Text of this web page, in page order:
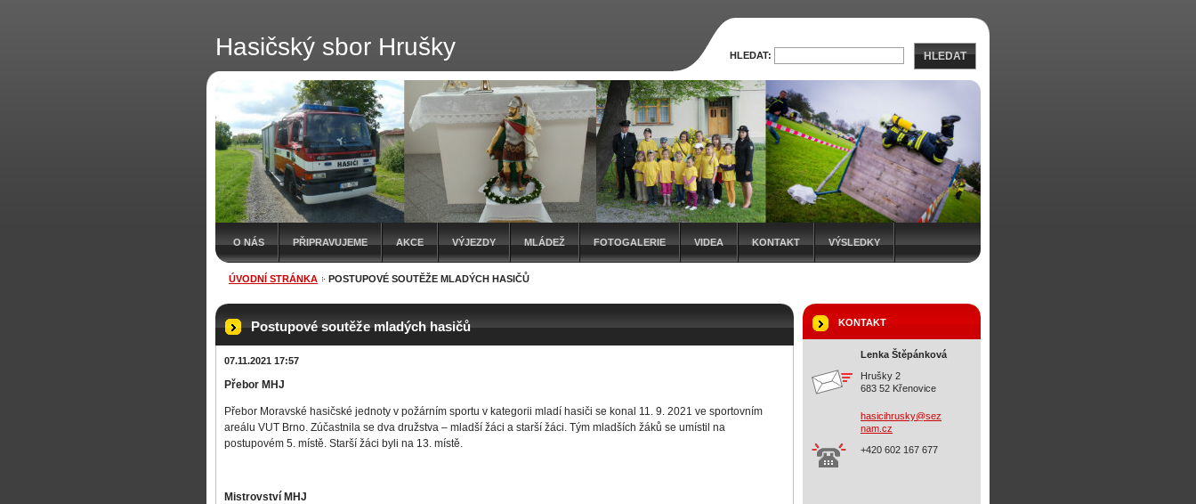
Hasičský sbor Hrušky
O NÁS PŘIPRAVUJEME AKCE VÝJEZDY MLÁDEŽ FOTOGALERIE VIDEA KONTAKT VÝSLEDKY
ÚVODNÍ STRÁNKA POSTUPOVÉ SOUTĚŽE MLADÝCH HASIČŮ
Postupové soutěže mladých hasičů
07.11.2021 17:57
Přebor MHJ
Přebor Moravské hasičské jednoty v požárním sportu v kategorii mladí hasiči se konal 11. 9. 2021 ve sportovním
areálu VUT Brno. Zúčastnila se dva družstva – mladší žáci a starší žáci. Tým mladších žáků se umístil na
postupovém 5. místě. Starší žáci byli na 13. místě.
Mistrovství MHJ
KONTAKT
Lenka Štěpánková
Hrušky 2
683 52 Křenovice
hasicihrusky@sez
nam.cz
+420 602 167 677
HLEDAT: HLEDAT